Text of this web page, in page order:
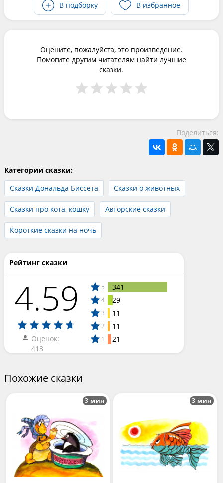
В подборку
В избранное
Оцените, пожалуйста, это произведение.
Помогите другим читателям найти лучшие
сказки.
Поделиться:
Категории сказки:
Сказки Дональда Биссета
Сказки о животных
Сказки про кота, кошку Авторские сказки
Короткие сказки на ночь
Рейтинг сказки
4.59
Оценок:
413
5 341
4 29
3 11
2 11
1 21
Похожие сказки
3 мин 3 мин